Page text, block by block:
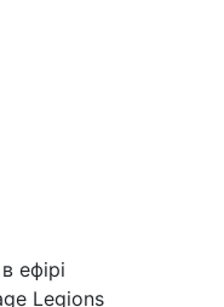
ефірі
Legions